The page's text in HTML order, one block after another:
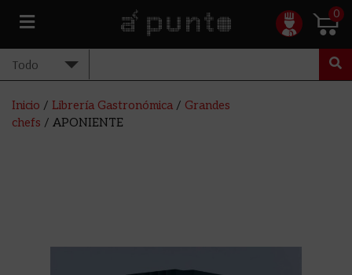
0
Inicio / Librería Gastronómica / Grandes
chefs / APONIENTE